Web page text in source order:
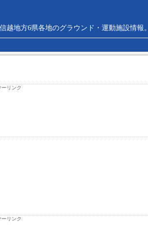
地方6県各地のグラウンド・運動施設情報。
ーリンク
ーリンク